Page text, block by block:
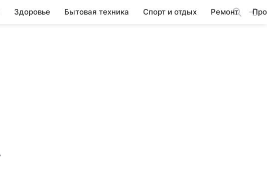
Здоровье Бытовая техника Спорт и отдых Ремонт